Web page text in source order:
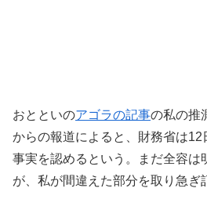
おとといのアゴラの記事の私の推
からの報道によると、財務省は
事実を認めるという。まだ全容は
が、私が間違えた部分を取り急ぎ